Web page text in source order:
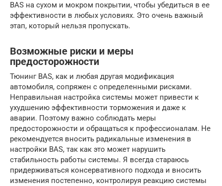
BAS на сухом и мокром покрытии, чтобы убедиться в ее
эффективности в любых условиях. Это очень важный
этап, который нельзя пропускать.
Возможные риски и меры
предосторожности
Тюнинг BAS, как и любая другая модификация
автомобиля, сопряжен с определенными рисками.
Неправильная настройка системы может привести к
ухудшению эффективности торможения и даже к
аварии. Поэтому важно соблюдать меры
предосторожности и обращаться к профессионалам. Не
рекомендуется вносить радикальные изменения в
настройки BAS, так как это может нарушить
стабильность работы системы. Я всегда стараюсь
придерживаться консервативного подхода и вносить
изменения постепенно, контролируя реакцию системы